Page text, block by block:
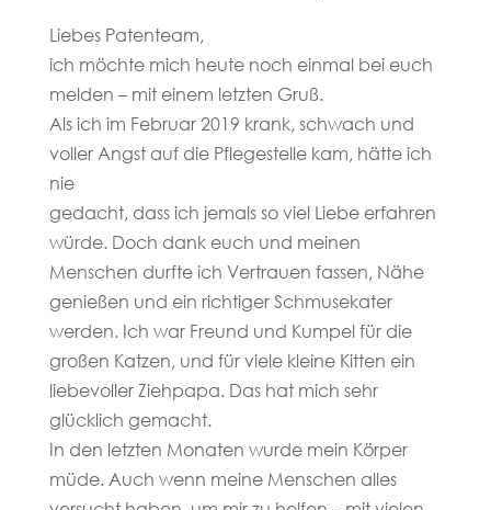
Liebes Patenteam,
ich möchte mich heute noch einmal bei euch
melden – mit einem letzten Gruß.
Als ich im Februar 2019 krank, schwach und
voller Angst auf die Pflegestelle kam, hätte ich
nie
gedacht, dass ich jemals so viel Liebe erfahren
würde. Doch dank euch und meinen
Menschen durfte ich Vertrauen fassen, Nähe
genießen und ein richtiger Schmusekater
werden. Ich war Freund und Kumpel für die
großen Katzen, und für viele kleine Kitten ein
liebevoller Ziehpapa. Das hat mich sehr
glücklich gemacht.
In den letzten Monaten wurde mein Körper
müde. Auch wenn meine Menschen alles